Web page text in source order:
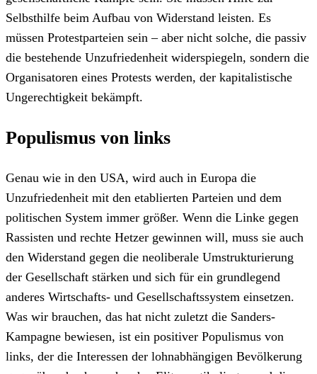
Selbsthilfe beim Aufbau von Widerstand leisten. Es
müssen Protestparteien sein – aber nicht solche, die passiv
die bestehende Unzufriedenheit widerspiegeln, sondern die
Organisatoren eines Protests werden, der kapitalistische
Ungerechtigkeit bekämpft.
Populismus von links
Genau wie in den USA, wird auch in Europa die
Unzufriedenheit mit den etablierten Parteien und dem
politischen System immer größer. Wenn die Linke gegen
Rassisten und rechte Hetzer gewinnen will, muss sie auch
den Widerstand gegen die neoliberale Umstrukturierung
der Gesellschaft stärken und sich für ein grundlegend
anderes Wirtschafts- und Gesellschaftssystem einsetzen.
Was wir brauchen, das hat nicht zuletzt die Sanders-
Kampagne bewiesen, ist ein positiver Populismus von
links, der die Interessen der lohnabhängigen Bevölkerung